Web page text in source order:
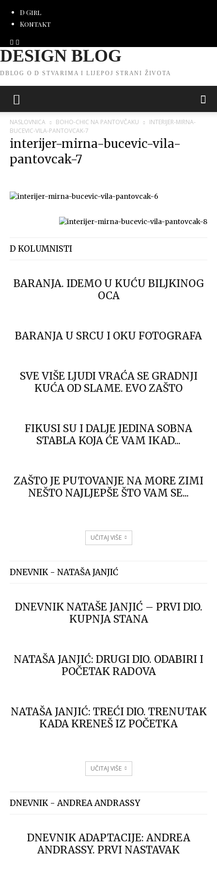
D Girl
Kontakt
DESIGN BLOG
DBLOG O D STVARIMA I LIJEPOJ STRANI ŽIVOTA
NASLOVNICA BOHO-CHIC NA PANTOVČAKU
INTERIJER-MIRNA-
BUCEVIC-VILA-PANTOVCAK-7
interijer-mirna-bucevic-vila-
pantovcak-7
D KOLUMNISTI
BARANJA. IDEMO U KUĆU BILJKINOG
OCA
BARANJA U SRCU I OKU FOTOGRAFA
SVE VIŠE LJUDI VRAĆA SE GRADNJI
KUĆA OD SLAME. EVO ZAŠTO
FIKUSI SU I DALJE JEDINA SOBNA
STABLA KOJA ĆE VAM IKAD...
ZAŠTO JE PUTOVANJE NA MORE ZIMI
NEŠTO NAJLJEPŠE ŠTO VAM SE...
UČITAJ VIŠE
DNEVNIK - NATAŠA JANJIĆ
DNEVNIK NATAŠE JANJIĆ – PRVI DIO.
KUPNJA STANA
NATAŠA JANJIĆ: DRUGI DIO. ODABIRI I
POČETAK RADOVA
NATAŠA JANJIĆ: TREĆI DIO. TRENUTAK
KADA KRENEŠ IZ POČETKA
UČITAJ VIŠE
DNEVNIK - ANDREA ANDRASSY
DNEVNIK ADAPTACIJE: ANDREA
ANDRASSY. PRVI NASTAVAK